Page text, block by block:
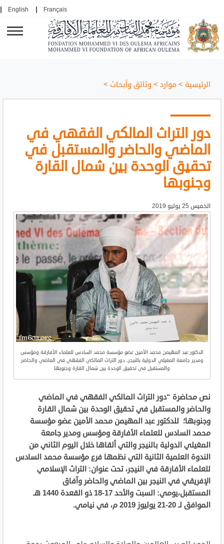
Français
English
الرئيسية >موارد > وثائق وأبحاث >
دور التراث المالكي الفقهي في
الماضي والحاضر والمستقبل في
تحقيق الوحدة بين شمال القارة
وجنوبها
الخميس 25 يوليو 2019
الدكتور عبد المهيمن محمد الأمين عضو مؤسسة محمد السادس للعلماء الأفارقة ومؤسس
ومدير جامعة المغيلي الدولية بالنيجر، دور التراث المالكي الفقهي في الماضي والحاضر
والمستقبل في تحقيق الوحدة بين شمال القارة وجنوبها
نص محاضرة “دور التراث المالكي الفقهي في الماضي
والحاضر والمستقبل في تحقيق الوحدة بين شمال القارة
وجنوبها؛ للدكتور عبد المهيمن محمد الأمين عضو مؤسسة
محمد السادس للعلماء الأفارقة ومؤسس ومدير جامعة
المغيلي الدولية بالنيجر والتي ألقاها خلال اليوم الثاني من
الندوة العلمية الثانية التي نظمها فرع مؤسسة محمد السادس
للعلماء الأفارقة في النيجر، تحت عنوان: التراث الإسلامي
الإفريقي في النيجر بين الماضي والحاضر وآفاق
المستقبل،يومي: السبت والأحد 17-18 ذو القعدة 1440 هـ
الموافق لـ 20-21 يوليوز 2019 م، في نيامي.